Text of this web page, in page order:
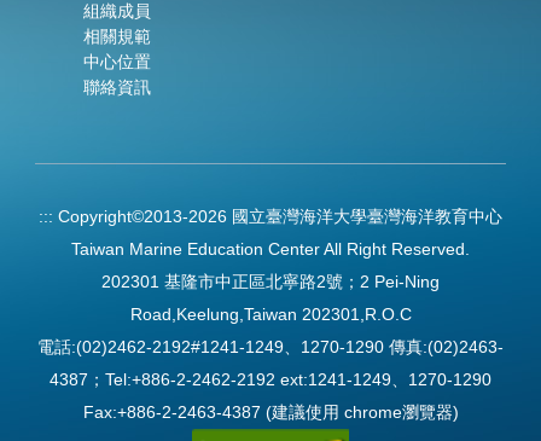
組織成員
相關規範
中心位置
聯絡資訊
::: Copyright©2013-2026 國立臺灣海洋大學臺灣海洋教育中心
Taiwan Marine Education Center All Right Reserved.
202301 基隆市中正區北寧路2號；2 Pei-Ning
Road,Keelung,Taiwan 202301,R.O.C
電話:(02)2462-2192#1241-1249、1270-1290 傳真:(02)2463-
4387；Tel:+886-2-2462-2192 ext:1241-1249、1270-1290
Fax:+886-2-2463-4387 (建議使用 chrome瀏覽器)